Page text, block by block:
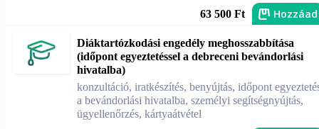
63 500 Ft Hozzáad
Diáktartózkodási engedély meghosszabbítása
(időpont egyeztetéssel a debreceni bevándorlási
hivatalba)
konzultáció, iratkészítés, benyújtás, időpont
a bevándorlási hivatalba, személyi segítségnyújtás,
ügyellenőrzés, kártyaátvétel